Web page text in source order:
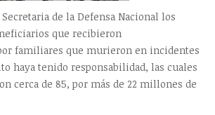
de la Defensa Nacional los
que recibieron
familiares que murieron en incidentes
haya tenido responsabilidad, las cuales
cerca de 85, por más de 22 millones de